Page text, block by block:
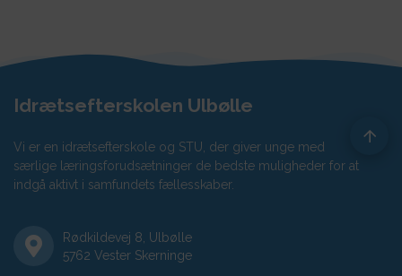
Idrætsefterskolen Ulbølle
Vi er en idrætsefterskole og STU, der giver unge med
særlige læringsforudsætninger de bedste muligheder for at
indgå aktivt i samfundets fællesskaber.
Rødkildevej 8, Ulbølle
5762 Vester Skerninge